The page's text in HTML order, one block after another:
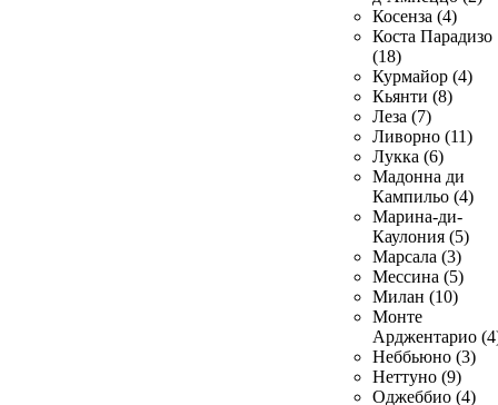
Косенза (4)
Коста Парадизо
(18)
Курмайор (4)
Кьянти (8)
Леза (7)
Ливорно (11)
Лукка (6)
Мадонна ди
Кампильо (4)
Марина-ди-
Каулония (5)
Марсала (3)
Мессина (5)
Милан (10)
Монте
Арджентарио
Неббьюно (3)
Неттуно (9)
Оджеббио (4)